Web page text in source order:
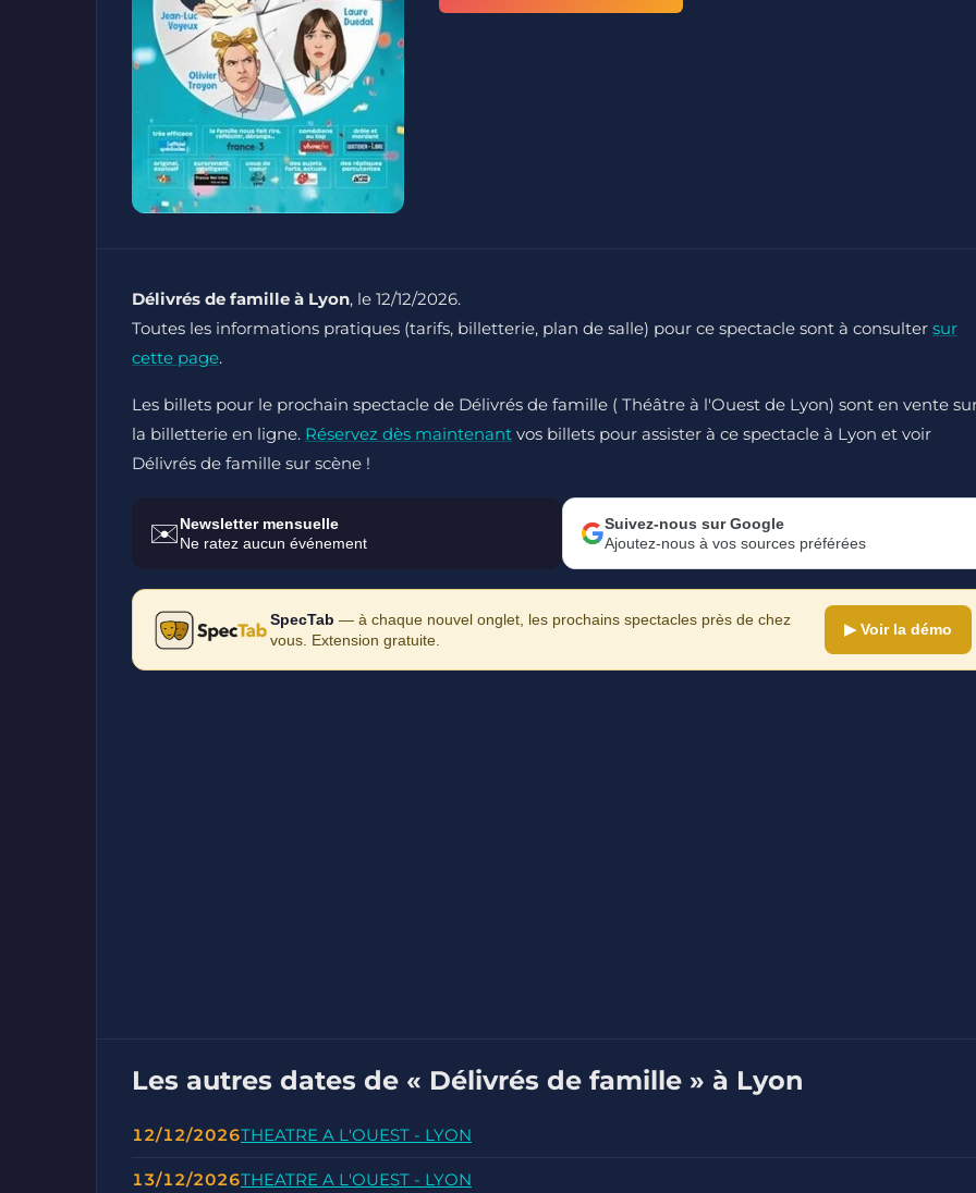
Délivrés de famille à Lyon, le 12/12/2026.
Toutes les informations pratiques (tarifs, billetterie, plan de salle) pour ce spectacle sont à consulter sur
cette page.
Les billets pour le prochain spectacle de Délivrés de famille ( Théâtre à l'Ouest de Lyon) sont en vente
la billetterie en ligne. Réservez dès maintenant vos billets pour assister à ce spectacle à Lyon et voir
Délivrés de famille sur scène !
✉️Newsletter mensuelle
Ne ratez aucun événement
Suivez-nous sur Google
Ajoutez-nous à vos sources préférées
SpecTab — à chaque nouvel onglet, les prochains spectacles près de chez
vous. Extension gratuite.
▶ Voir la démo
Les autres dates de « Délivrés de famille » à Lyon
12/12/2026THEATRE A L'OUEST - LYON
13/12/2026THEATRE A L'OUEST - LYON